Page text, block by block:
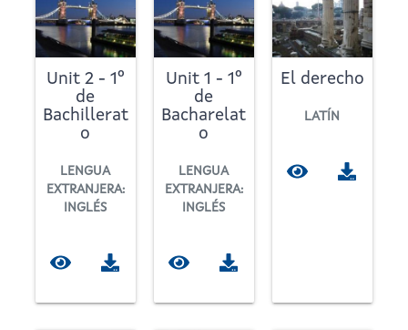
contidos
educativos
Unit 2 - 1º
de
Bachillerat
o
LENGUA
EXTRANJERA:
INGLÉS
Unit 1 - 1º
de
Bacharelat
o
LENGUA
EXTRANJERA:
INGLÉS
El derecho
LATÍN